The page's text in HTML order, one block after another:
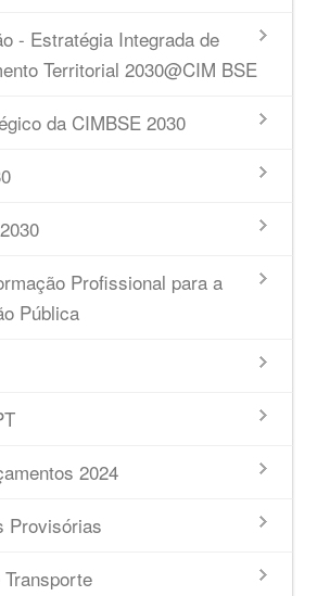
- Estratégia Integrada de
Territorial 2030@CIM BSE
da CIMBSE 2030
Profissional para a
Pública
2024
Provisórias